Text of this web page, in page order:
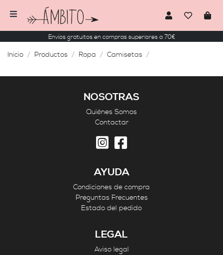
Envíos gratuitos en compras superiores a 70€
Inicio Productos Ropa Camisetas
NOSOTRAS
Quiénes Somos
Contactar
AYUDA
Condiciones de compra
Preguntas Frecuentes
Estado del pedido
LEGAL
Aviso legal